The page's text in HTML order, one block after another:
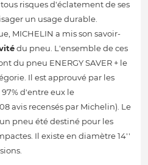
risques d'éclatement de ses
un usage durable.
MICHELIN a mis son savoir-
du pneu. L'ensemble de ces
du pneu ENERGY SAVER + le
Il est approuvé par les
d'entre eux le
avis recensés par Michelin). Le
un pneu été destiné pour les
Il existe en diamètre 14''